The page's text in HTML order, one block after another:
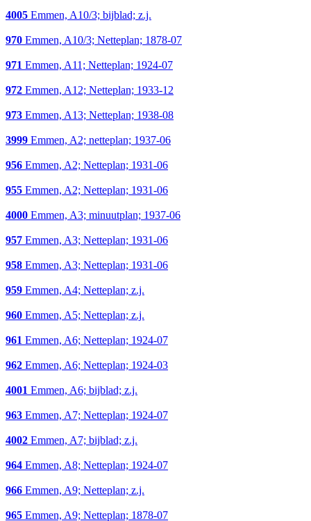
4005 Emmen, A10/3; bijblad; z.j.
970 Emmen, A10/3; Netteplan; 1878-07
971 Emmen, A11; Netteplan; 1924-07
972 Emmen, A12; Netteplan; 1933-12
973 Emmen, A13; Netteplan; 1938-08
3999 Emmen, A2; netteplan; 1937-06
956 Emmen, A2; Netteplan; 1931-06
955 Emmen, A2; Netteplan; 1931-06
4000 Emmen, A3; minuutplan; 1937-06
957 Emmen, A3; Netteplan; 1931-06
958 Emmen, A3; Netteplan; 1931-06
959 Emmen, A4; Netteplan; z.j.
960 Emmen, A5; Netteplan; z.j.
961 Emmen, A6; Netteplan; 1924-07
962 Emmen, A6; Netteplan; 1924-03
4001 Emmen, A6; bijblad; z.j.
963 Emmen, A7; Netteplan; 1924-07
4002 Emmen, A7; bijblad; z.j.
964 Emmen, A8; Netteplan; 1924-07
966 Emmen, A9; Netteplan; z.j.
965 Emmen, A9; Netteplan; 1878-07